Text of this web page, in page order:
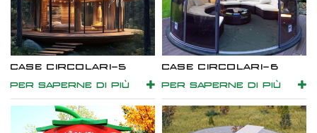
CASE CIRCOLARI-5
PER SAPERNE DI PIÙ
CASE CIRCOLARI-6
PER SAPERNE DI PIÙ